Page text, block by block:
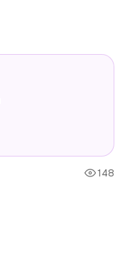
148